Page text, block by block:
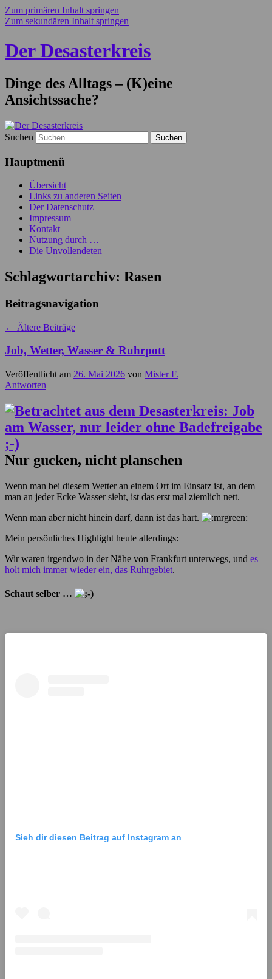
Zum primären Inhalt springen
Zum sekundären Inhalt springen
Der Desasterkreis
Dinge des Alltags – (K)eine
Ansichtssache?
Suchen
Hauptmenü
Übersicht
Links zu anderen Seiten
Der Datenschutz
Impressum
Kontakt
Nutzung durch …
Die Unvollendeten
Schlagwortarchiv: Rasen
Beitragsnavigation
← Ältere Beiträge
Job, Wetter, Wasser & Ruhrpott
Veröffentlicht am 26. Mai 2026 von Mister F.
Antworten
Nur gucken, nicht planschen
Wenn man bei diesem Wetter an einem Ort im Einsatz ist, an dem
man an jeder Ecke Wasser sieht, ist das erst mal ziemlich nett.
Wenn man aber nicht hinein darf, dann ist das hart.
Mein persönliches Highlight heute allerdings:
Wir waren irgendwo in der Nähe von Frankfurt unterwegs, und es
holt mich immer wieder ein, das Ruhrgebiet.
Schaut selber …
Sieh dir diesen Beitrag auf Instagram an